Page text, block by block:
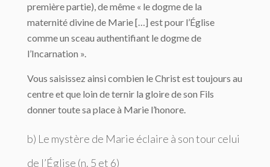
première partie), de même « le dogme de la
maternité divine de Marie […] est pour l’Église
comme un sceau authentifiant le dogme de
l’Incarnation ».
Vous saisissez ainsi combien le Christ est toujours au
centre et que loin de ternir la gloire de son Fils
donner toute sa place à Marie l’honore.
b) Le mystère de Marie éclaire à son tour celui
de l’Église (n. 5 et 6)